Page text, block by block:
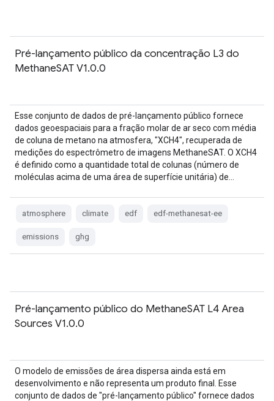
Pré-lançamento público da concentração L3 do
MethaneSAT V1.0.0
Esse conjunto de dados de pré-lançamento público fornece
dados geoespaciais para a fração molar de ar seco com média
de coluna de metano na atmosfera, "XCH4", recuperada de
medições do espectrômetro de imagens MethaneSAT. O XCH4
é definido como a quantidade total de colunas (número de
moléculas acima de uma área de superfície unitária) de…
atmosphere climate edf edf-methanesat-ee
emissions ghg
Pré-lançamento público do MethaneSAT L4 Area
Sources V1.0.0
O modelo de emissões de área dispersa ainda está em
desenvolvimento e não representa um produto final. Esse
conjunto de dados de "pré-lançamento público" fornece dados